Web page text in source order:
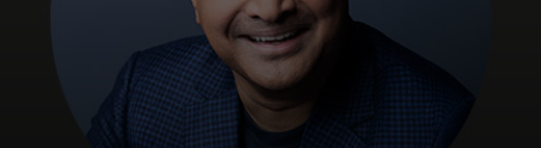
Новости и тренды